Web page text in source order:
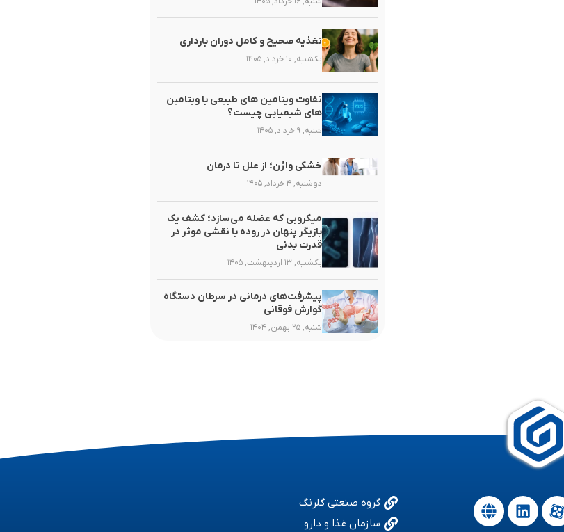
تغذیه صحیح و کامل دوران بارداری
یکشنبه, ۱۰ خرداد, ۱۴۰۵
تفاوت ویتامین های طبیعی با ویتامین
های شیمیایی چیست؟
شنبه, ۹ خرداد, ۱۴۰۵
خشکی واژن؛ از علل تا درمان
دوشنبه, ۴ خرداد, ۱۴۰۵
میکروبی که عضله می‌سازد؛ کشف یک
بازیگر پنهان در روده با نقشی موثر در
قدرت بدنی
یکشنبه, ۱۳ اردیبهشت, ۱۴۰۵
پیشرفت‌های درمانی در سرطان دستگاه
گوارش فوقانی
شنبه, ۲۵ بهمن, ۱۴۰۴
گروه صنعتی گلرنگ
سازمان غذا و دارو